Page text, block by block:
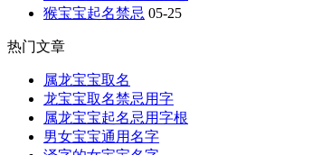
猴宝宝起名禁忌 05-25
热门文章
属龙宝宝取名
龙宝宝取名禁忌用字
属龙宝宝起名忌用字根
男女宝宝通用名字